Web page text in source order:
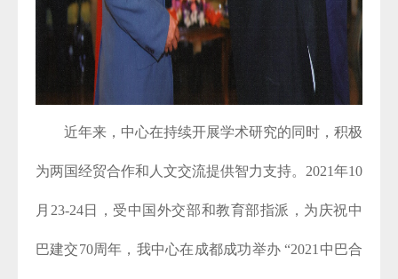
近年来，中心在持续开展学术研究的同时，积极
为两国经贸合作和人文交流提供智力支持。2021年10
月 23-24日，受中国外交部和教育部指派，为庆祝中
巴建交70周年，我中心在成都成功举办 “2021 中巴合